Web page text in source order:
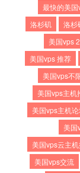
最快的美国
洛杉矶
洛杉
美国vps
美国vps 推荐
美国vps不
美国vps主机
美国vps主机
美国
美国vps云主
美国vps交流